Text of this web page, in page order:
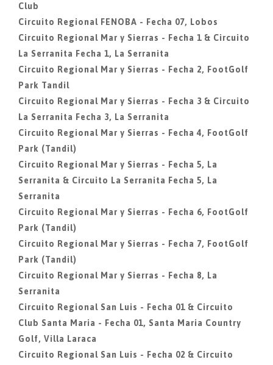
Club
Circuito Regional FENOBA - Fecha 07, Lobos
Circuito Regional Mar y Sierras - Fecha 1 & Circuito
La Serranita Fecha 1, La Serranita
Circuito Regional Mar y Sierras - Fecha 2, FootGolf
Park Tandil
Circuito Regional Mar y Sierras - Fecha 3 & Circuito
La Serranita Fecha 3, La Serranita
Circuito Regional Mar y Sierras - Fecha 4, FootGolf
Park (Tandil)
Circuito Regional Mar y Sierras - Fecha 5, La
Serranita & Circuito La Serranita Fecha 5, La
Serranita
Circuito Regional Mar y Sierras - Fecha 6, FootGolf
Park (Tandil)
Circuito Regional Mar y Sierras - Fecha 7, FootGolf
Park (Tandil)
Circuito Regional Mar y Sierras - Fecha 8, La
Serranita
Circuito Regional San Luis - Fecha 01 & Circuito
Club Santa Maria - Fecha 01, Santa Maria Country
Golf, Villa Laraca
Circuito Regional San Luis - Fecha 02 & Circuito